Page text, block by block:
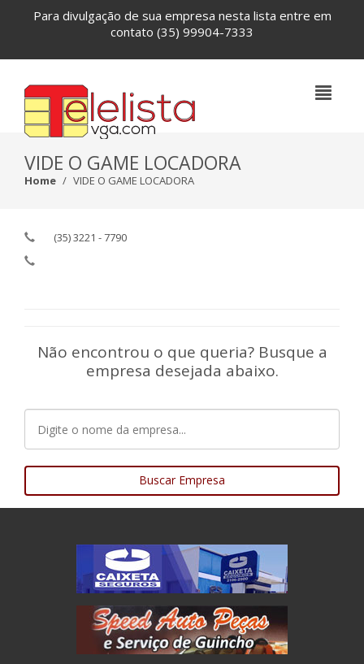
Para divulgação de sua empresa nesta lista entre em
contato (35) 99904-7333
VIDE O GAME LOCADORA
Home VIDE O GAME LOCADORA
(35) 3221 - 7790
Não encontrou o que queria? Busque a
empresa desejada abaixo.
Buscar Empresa